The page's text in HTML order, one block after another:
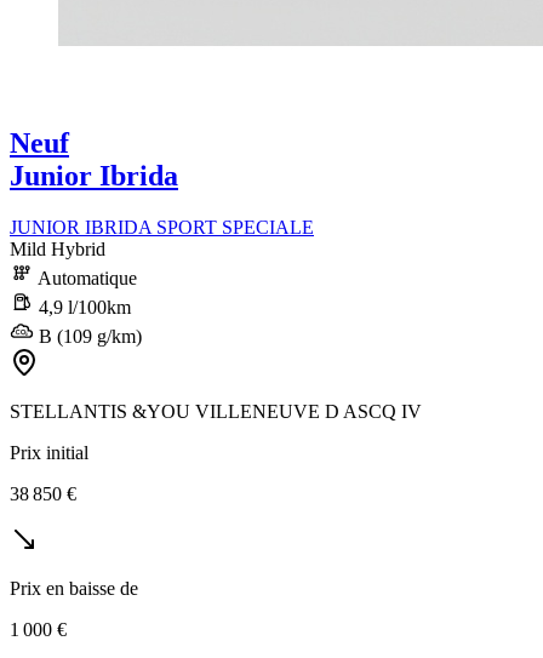
Neuf
Junior Ibrida
JUNIOR IBRIDA SPORT SPECIALE
Mild Hybrid
Automatique
4,9 l/100km
B (109 g/km)
STELLANTIS &YOU VILLENEUVE D ASCQ IV
Prix initial
38 850 €
Prix en baisse de
1 000 €